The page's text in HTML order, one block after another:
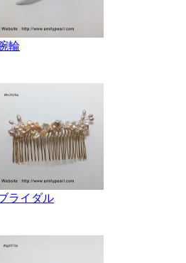
腕輪
ブライダル